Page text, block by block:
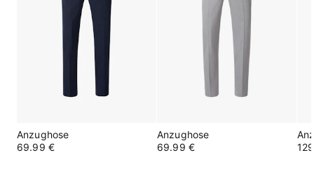
Anzughose
69.99 €
Anzughose
69.99 €